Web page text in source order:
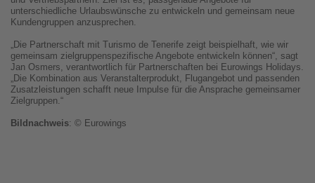
unterschiedliche Urlaubswünsche zu entwickeln und gemeinsam neue
Kundengruppen anzusprechen.
„Die Partnerschaft mit Turismo de Tenerife zeigt beispielhaft, wie wir
gemeinsam zielgruppenspezifische Angebote entwickeln können“, sagt
Jan Osmers, verantwortlich für Partnerschaften bei Eurowings Holidays.
„Die Kombination aus Veranstalterprodukt, Flugangebot und passenden
Zusatzleistungen schafft neue Impulse für die Ansprache gemeinsamer
Zielgruppen.“
Bildnachweis: © Eurowings